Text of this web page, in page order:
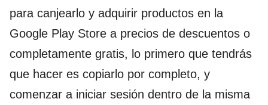
para canjearlo y adquirir productos en la
Google Play Store a precios de descuentos o
completamente gratis, lo primero que tendrás
que hacer es copiarlo por completo, y
comenzar a iniciar sesión dentro de la misma